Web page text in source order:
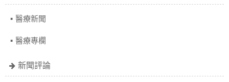
醫療新聞
醫療專欄
新聞評論